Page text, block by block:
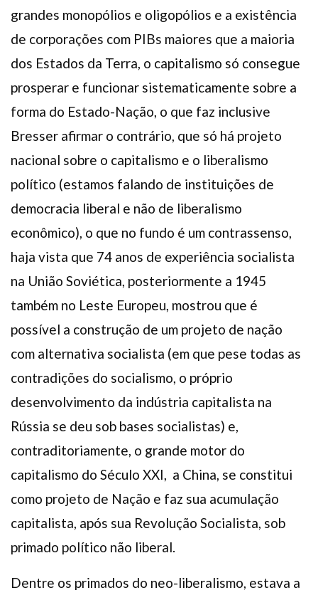
grandes monopólios e oligopólios e a existência
de corporações com PIBs maiores que a maioria
dos Estados da Terra, o capitalismo só consegue
prosperar e funcionar sistematicamente sobre a
forma do Estado-Nação, o que faz inclusive
Bresser afirmar o contrário, que só há projeto
nacional sobre o capitalismo e o liberalismo
político (estamos falando de instituições de
democracia liberal e não de liberalismo
econômico), o que no fundo é um contrassenso,
haja vista que 74 anos de experiência socialista
na União Soviética, posteriormente a 1945
também no Leste Europeu, mostrou que é
possível a construção de um projeto de nação
com alternativa socialista (em que pese todas as
contradições do socialismo, o próprio
desenvolvimento da indústria capitalista na
Rússia se deu sob bases socialistas) e,
contraditoriamente, o grande motor do
capitalismo do Século XXI, a China, se constitui
como projeto de Nação e faz sua acumulação
capitalista, após sua Revolução Socialista, sob
primado político não liberal.
Dentre os primados do neo-liberalismo, estava a